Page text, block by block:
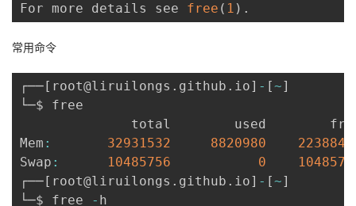
For more details see free ( 1 ) .
常用命令
┌──[ root@liruilongs . github . io] - [~]
└─$ free
total        used
Mem : 32931532 8820980
Swap : 10485756 0
┌──[ root@liruilongs . github . io] - [~]
└─$ free
- h